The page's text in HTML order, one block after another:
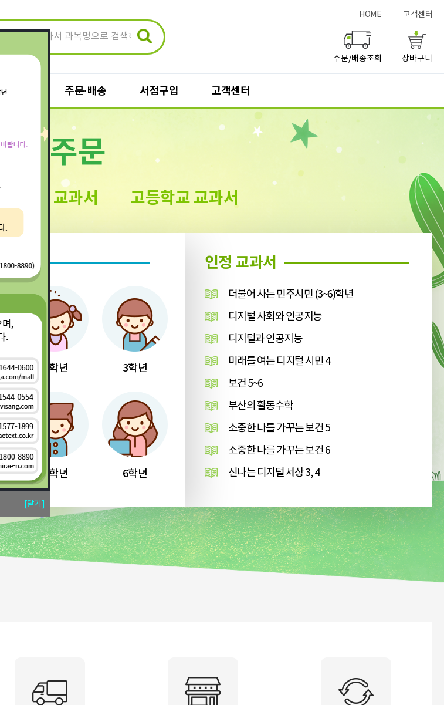
HOME 고객센터
주문/배송조회 장바구니
구니 주문·배송 서점구입 고객센터
주문·배송
배송지변경
자주묻는질문(FAQ)
반주문
중학교 교과서 고등학교 교과서
서
2학년 3학년
5학년 6학년
인정 교과서
더불어 사는 민주시민 (3~6)학년
디지털 사회와 인공지능
디지털과 인공지능
미래를 여는 디지털 시민 4
보건 5~6
부산의 활동수학
소중한 나를 가꾸는 보건 5
소중한 나를 가꾸는 보건 6
신나는 디지털 세상 3, 4
초등논술1~6
컴퓨터와 생활 (1~6)
평화 시대를 여는 통일시민
[닫기]